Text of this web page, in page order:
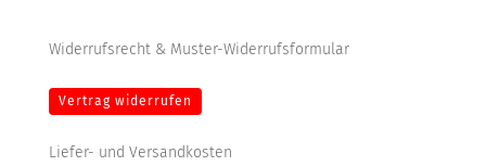
Widerrufsrecht & Muster-Widerrufsformular
Vertrag widerrufen
Liefer- und Versandkosten